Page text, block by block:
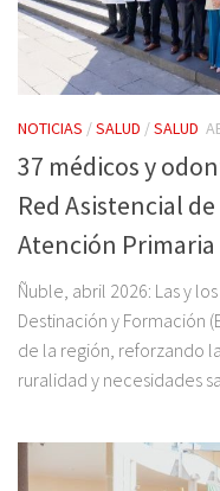
NOTICIAS /SALUD /SALUD
37 médicos y
Red Asistencial
Atención Primaria
Ñuble, abril 2026: Las y
Destinación y Formación
de la región, reforzando
ruralidad y necesidades